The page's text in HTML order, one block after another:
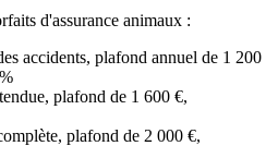
d'assurance animaux :
accidents, plafond annuel de 1 200
plafond de 1 600 €,
plafond de 2 000 €,